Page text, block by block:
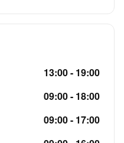
13:00 - 19:00
09:00 - 18:00
09:00 - 17:00